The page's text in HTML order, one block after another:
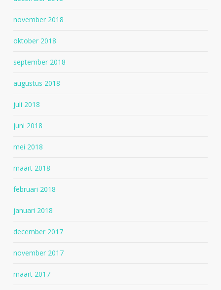
november 2018
oktober 2018
september 2018
augustus 2018
juli 2018
juni 2018
mei 2018
maart 2018
februari 2018
januari 2018
december 2017
november 2017
maart 2017